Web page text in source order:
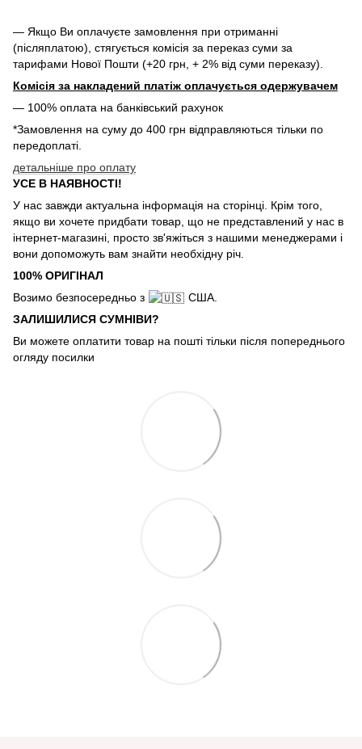
— Якщо Ви оплачуєте замовлення при отриманні
(післяплатою), стягується комісія за переказ суми за
тарифами Нової Пошти (+20 грн, + 2% від суми переказу).
Комісія за накладений платіж оплачується одержувачем
— 100% оплата на банківський рахунок
*Замовлення на суму до 400 грн відправляються тільки по
передоплаті.
детальніше про оплату
УСЕ В НАЯВНОСТІ!
У нас завжди актуальна інформація на сторінці. Крім того,
якщо ви хочете придбати товар, що не представлений у нас в
інтернет-магазині, просто зв'яжіться з нашими менеджерами і
вони допоможуть вам знайти необхідну річ.
100% ОРИГІНАЛ
Возимо безпосередньо з
США.
ЗАЛИШИЛИСЯ СУМНІВИ?
Ви можете оплатити товар на пошті тільки після попереднього
огляду посилки